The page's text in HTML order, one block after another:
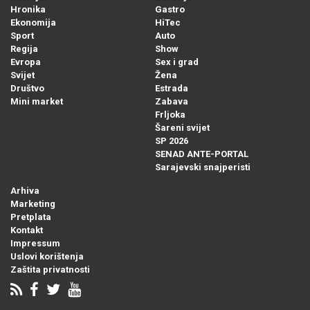
Hronika
Ekonomija
Sport
Regija
Evropa
Svijet
Društvo
Mini market
Gastro
HiTec
Auto
Show
Sex i grad
Žena
Estrada
Zabava
Frljoka
Šareni svijet
SP 2026
SENAD ANTE-PORTAL
Sarajevski snajperisti
Arhiva
Marketing
Pretplata
Kontakt
Impressum
Uslovi korištenja
Zaštita privatnosti